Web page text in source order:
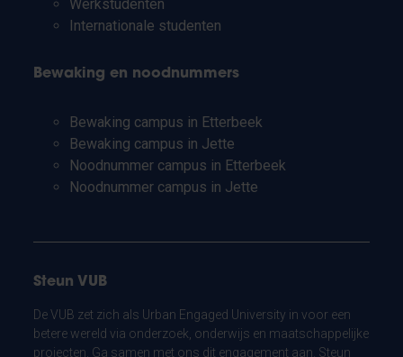
Werkstudenten
Internationale studenten
Bewaking en noodnummers
Bewaking campus in Etterbeek
Bewaking campus in Jette
Noodnummer campus in Etterbeek
Noodnummer campus in Jette
Steun VUB
De VUB zet zich als Urban Engaged University in voor een
betere wereld via onderzoek, onderwijs en maatschappelijke
projecten. Ga samen met ons dit engagement aan. Steun